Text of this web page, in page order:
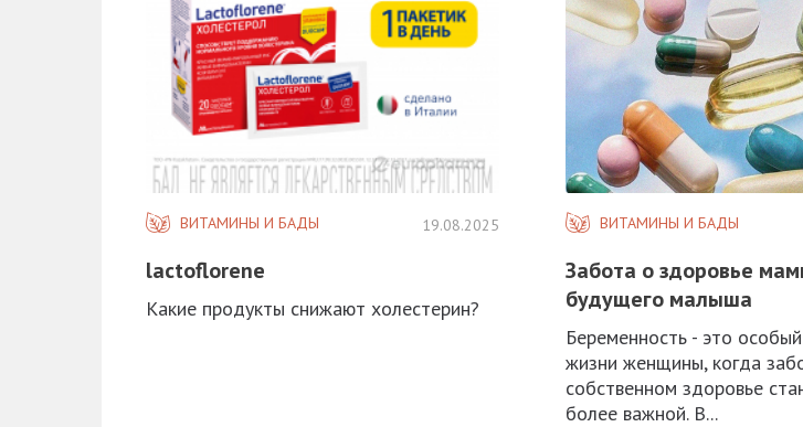
ВИТАМИНЫ И БАДЫ 19.08.2025
lactoflorene
Какие продукты снижают холестерин?
ВИТАМИНЫ И БАДЫ
Забота о здоровье
будущего малыша
Беременность - это
жизни женщины, когда
собственном здоровье
более важной. В...